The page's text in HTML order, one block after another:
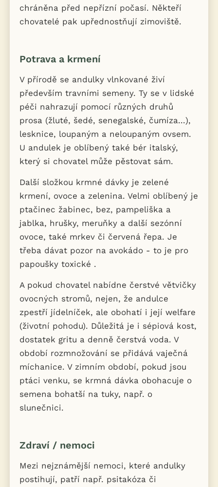
chráněna před nepřízní počasí. Někteří
chovatelé pak upřednostňují zimoviště.
Potrava a krmení
V přírodě se andulky vlnkované živí
především travními semeny. Ty se v lidské
péči nahrazují pomocí různých druhů
prosa (žluté, šedé, senegalské, čumíza...),
lesknice, loupaným a neloupaným ovsem.
U andulek je oblíbený také bér italský,
který si chovatel může pěstovat sám.
Další složkou krmné dávky je zelené
krmení, ovoce a zelenina. Velmi oblíbený je
ptačinec žabinec, bez, pampeliška a
jablka, hrušky, meruňky a další sezónní
ovoce, také mrkev či červená řepa. Je
třeba dávat pozor na avokádo - to je pro
papoušky toxické .
A pokud chovatel nabídne čerstvé větvičky
ovocných stromů, nejen, že andulce
zpestří jídelníček, ale obohatí i její welfare
(životní pohodu). Důležitá je i sépiová kost,
dostatek gritu a denně čerstvá voda. V
období rozmnožování se přidává vaječná
míchanice. V zimním období, pokud jsou
ptáci venku, se krmná dávka obohacuje o
semena bohatší na tuky, např. o
slunečnici.
Zdraví / nemoci
Mezi nejznámější nemoci, které andulky
postihují, patří např. psitakóza či